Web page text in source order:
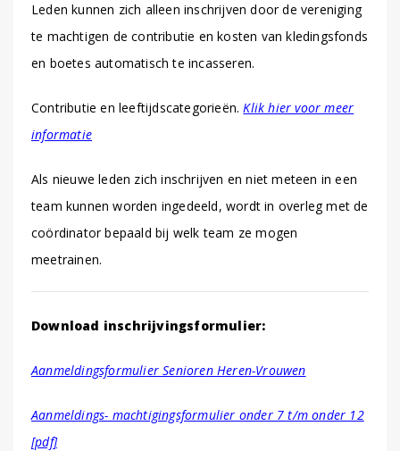
Leden kunnen zich alleen inschrijven door de vereniging
te machtigen de contributie en kosten van kledingsfonds
en boetes automatisch te incasseren.
Contributie en leeftijdscategorieën.Klik hier voor meer
informatie
Als nieuwe leden zich inschrijven en niet meteen in een
team kunnen worden ingedeeld, wordt in overleg met de
coördinator bepaald bij welk team ze mogen
meetrainen.
Download inschrijvingsformulier:
Aanmeldingsformulier Senioren Heren-Vrouwen
Aanmeldings- machtigingsformulier onder 7 t/m onder 12
[pdf]